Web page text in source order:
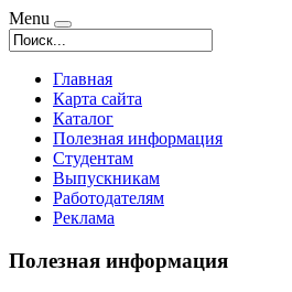
Menu
Главная
Карта сайта
Каталог
Полезная информация
Студентам
Выпускникам
Работодателям
Реклама
Полезная информация